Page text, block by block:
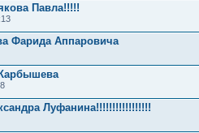
Павла!!!!!
Фарида Аппаровича
Луфанина!!!!!!!!!!!!!!!!!